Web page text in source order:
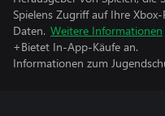
Spielens Zugriff auf Ihre
Daten. Weitere Informationen
+Bietet In-App-Käufe an.
Informationen zum